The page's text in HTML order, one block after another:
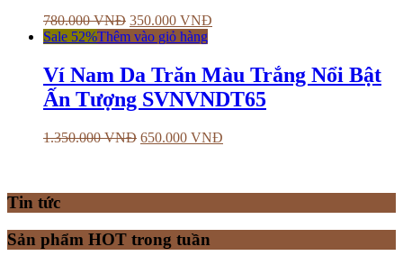
780.000VNĐ 350.000 VNĐ
Sale 52%Thêm vào giỏ hàng
Ví Nam Da Trăn Màu Trắng Nổi Bật
Ấn Tượng SVNVNDT65
1.350.000VNĐ 650.000 VNĐ
Tin tức
Sản phẩm HOT trong tuần